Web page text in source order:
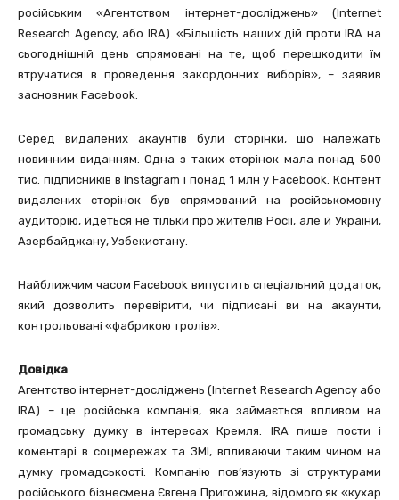
російським «Агентством інтернет-досліджень» (Internet
Research Agency, або IRA). «Більшість наших дій проти IRA на
сьогоднішній день спрямовані на те, щоб перешкодити їм
втручатися в проведення закордонних виборів», – заявив
засновник Facebook.
Серед видалених акаунтів були сторінки, що належать
новинним виданням. Одна з таких сторінок мала понад 500
тис. підписників в Instagram і понад 1 млн у Facebook. Контент
видалених сторінок був спрямований на російськомовну
аудиторію, йдеться не тільки про жителів Росії, але й України,
Азербайджану, Узбекистану.
Найближчим часом Facebook випустить спеціальний додаток,
який дозволить перевірити, чи підписані ви на акаунти,
контрольовані «фабрикою тролів».
Довідка
Агентство інтернет-досліджень (Internet Research Agency або
IRA) – це російська компанія, яка займається впливом на
громадську думку в інтересах Кремля. IRA пише пости і
коментарі в соцмережах та ЗМІ, впливаючи таким чином на
думку громадськості. Компанію пов’язують зі структурами
російського бізнесмена Євгена Пригожина, відомого як «кухар